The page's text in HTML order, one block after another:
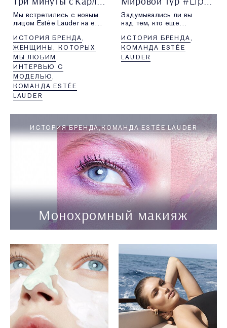
Мы встретились с новым
лицом Estée Lauder на ее
для бренда, чтобы
поговорить на самые
разнообразные темы,
от контуринга
до программирования.
ИСТОРИЯ БРЕНДА
ЖЕНЩИНЫ, КОТОРЫХ
МЫ ЛЮБИМ
ИНТЕРВЬЮ С
МОДЕЛЬЮ
КОМАНДА ESTÉE
LAUDER
Задумывались ли вы
над тем, кто еще
любимым оттенком?
Предлагаем вам
отправиться
в путешествие по миру
ИСТОРИЯ БРЕНДА
КОМАНДА ESTÉE
LAUDER
Монохромный макияж
ИСТОРИЯ БРЕНДА КОМАНДА ESTÉE LAUDER